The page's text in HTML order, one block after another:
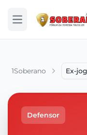
Abrir menu
1Soberano Ex-
Defensor